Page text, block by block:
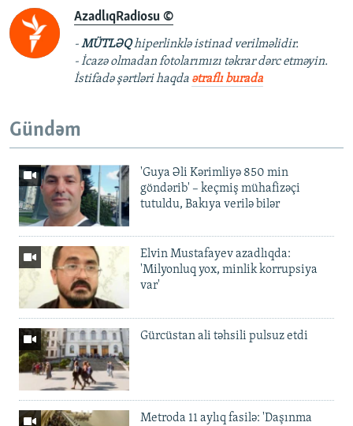
AzadlıqRadiosu ©
-MÜTLƏQhiperlinklə istinad verilməlidir.
- İcazə olmadan fotolarımızı təkrar dərc etməyin.
İstifadə şərtləri haqda ətraflı burada
Gündəm
'Guya Əli Kərimliyə 850 min
göndərib' – keçmiş mühafizəçi
tutuldu, Bakıya verilə bilər
Elvin Mustafayev azadlıqda:
'Milyonluq yox, minlik korrupsiya
var'
Gürcüstan ali təhsili pulsuz etdi
Metroda 11 aylıq fasilə: 'Daşınma